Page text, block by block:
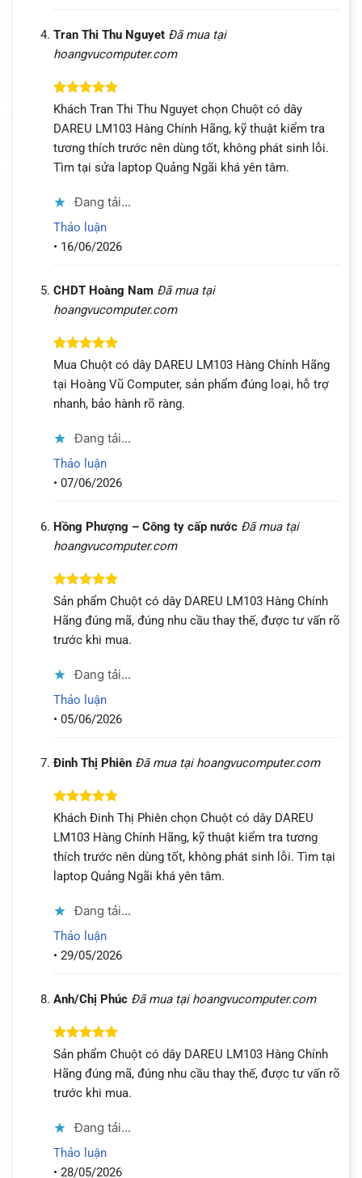
Tran Thi Thu Nguyet Đã mua tại
hoangvucomputer.com
Được xếp
sao
Khách Tran Thi Thu Nguyet chọn Chuột có dây
DAREU LM103 Hàng Chính Hãng, kỹ thuật kiểm tra
tương thích trước nên dùng tốt, không phát sinh lỗi.
Tìm tại sửa laptop Quảng Ngãi khá yên tâm.
Đang tải...
Thảo luận
• 16/06/2026
CHDT Hoàng Nam Đã mua tại
hoangvucomputer.com
Được xếp
5
sao
Mua Chuột có dây DAREU LM103 Hàng Chính Hãng
tại Hoàng Vũ Computer, sản phẩm đúng loại, hỗ trợ
nhanh, bảo hành rõ ràng.
Đang tải...
Thảo luận
• 07/06/2026
Hồng Phượng – Công ty cấp nước Đã mua tại
hoangvucomputer.com
Được xếp
hạng
sao
Sản phẩm Chuột có dây DAREU LM103 Hàng Chính
Hãng đúng mã, đúng nhu cầu thay thế, được tư vấn rõ
trước khi mua.
Đang tải...
Thảo luận
• 05/06/2026
Đinh Thị Phiên Đã mua tại hoangvucomputer.com
Được xếp
sao
Khách Đinh Thị Phiên chọn Chuột có dây DAREU
LM103 Hàng Chính Hãng, kỹ thuật kiểm tra tương
thích trước nên dùng tốt, không phát sinh lỗi. Tìm tại
laptop Quảng Ngãi khá yên tâm.
Đang tải...
Thảo luận
• 29/05/2026
Anh/Chị Phúc Đã mua tại hoangvucomputer.com
Được xếp
hạng
sao
Sản phẩm Chuột có dây DAREU LM103 Hàng Chính
Hãng đúng mã, đúng nhu cầu thay thế, được tư vấn rõ
trước khi mua.
Đang tải...
Thảo luận
• 28/05/2026